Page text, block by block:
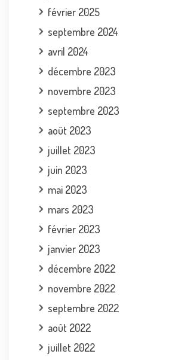
février 2025
septembre 2024
avril 2024
décembre 2023
novembre 2023
septembre 2023
août 2023
juillet 2023
juin 2023
mai 2023
mars 2023
février 2023
janvier 2023
décembre 2022
novembre 2022
septembre 2022
août 2022
juillet 2022